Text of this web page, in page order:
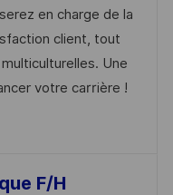
en charge de la
client, tout
Une
votre carrière !
(H/F) R0323691
F/H